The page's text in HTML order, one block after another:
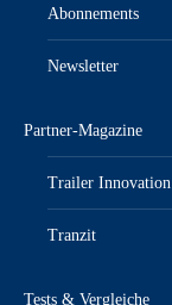
Abonnements
Newsletter
Partner-Magazine
Trailer Innovation
Tranzit
Tests & Vergleiche